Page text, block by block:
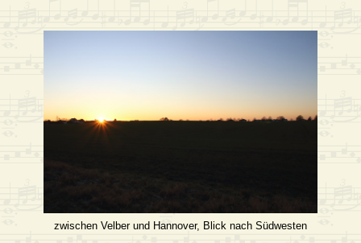
zwischen Velber und Hannover, Blick nach Südwesten